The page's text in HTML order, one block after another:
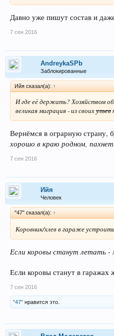
Давно уже пишут состав и
7 сен 2016
AndreykaSPb
Заблокированные
Ийя сказал(а): ↑
И где её держать? Хозяйством
великая миграция - из своихульев
Вернёмся в ограрную страну,
хорошо в краю родном, пахнет
7 сен 2016
Ийя
Человек
"47" сказал(а): ↑
Коровник/хлев в гараже
Если коровы станут летать -
Если коровы станут в гаражах
7 сен 2016
"47" нравится это.